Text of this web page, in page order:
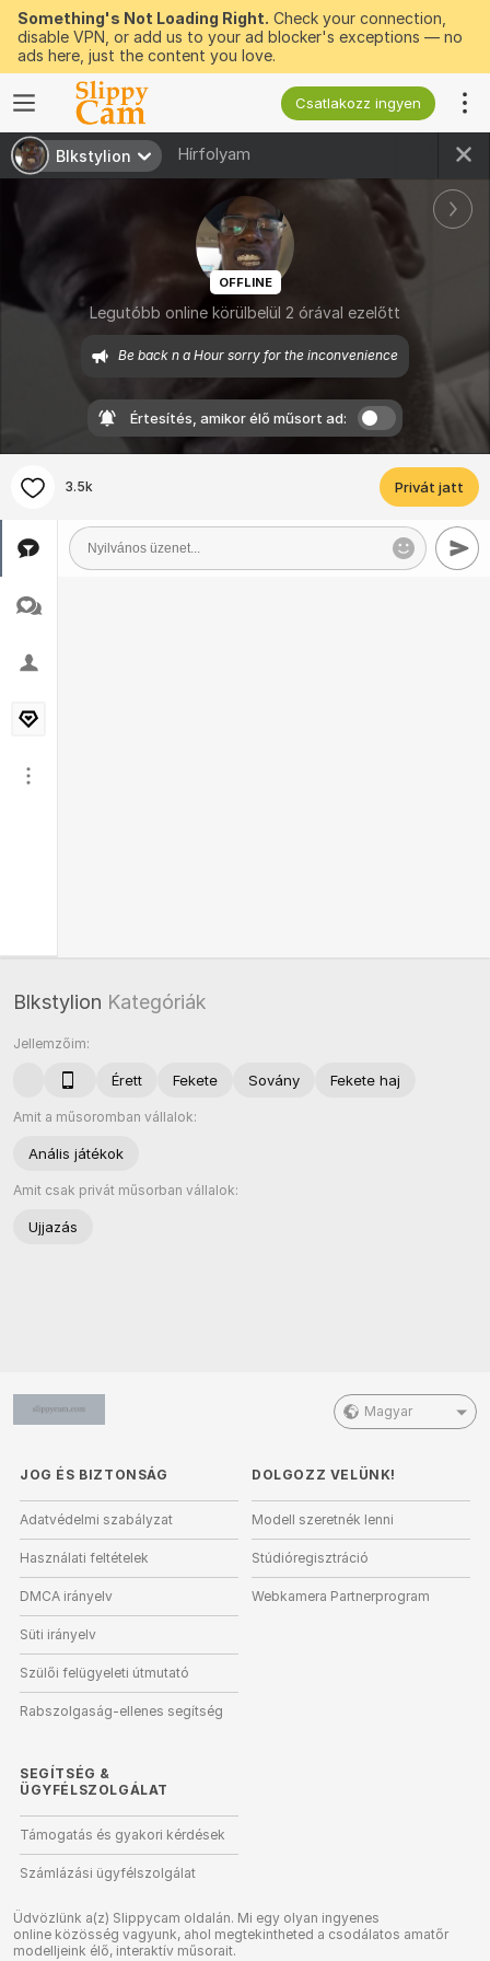
Something's Not Loading Right. Check your connection,
disable VPN, or add us to your ad blocker's exceptions — no
ads here, just the content you love.
Csatlakozz ingyen
Blkstylion Hírfolyam
OFFLINE
Legutóbb online körülbelül 2 órával ezelőtt
Be back n a Hour sorry for the inconvenience
Értesítés, amikor élő műsort ad:
3.5k Privát jatt
Blkstylion Kategóriák
Jellemzőim:
Érett Fekete Sovány Fekete haj
Amit a műsoromban vállalok:
Anális játékok
Amit csak privát műsorban vállalok:
Ujjazás
Magyar
JOG ÉS BIZTONSÁG
Adatvédelmi szabályzat
Használati feltételek
DMCA irányelv
Süti irányelv
Szülői felügyeleti útmutató
Rabszolgaság-ellenes segítség
DOLGOZZ VELÜNK!
Modell szeretnék lenni
Stúdióregisztráció
Webkamera Partnerprogram
SEGÍTSÉG &
ÜGYFÉLSZOLGÁLAT
Támogatás és gyakori kérdések
Számlázási ügyfélszolgálat
Üdvözlünk a(z) Slippycam oldalán. Mi egy olyan ingyenes
online közösség vagyunk, ahol megtekintheted a csodálatos amatőr
modelljeink élő, interaktív műsorait.